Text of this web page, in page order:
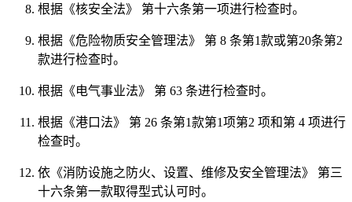
根据《核安全法》 第十六条第一项进行检查时。
根据《危险物质安全管理法》 第 8 条第1款或第20条第2
款进行检查时。
根据《电气事业法》 第 63 条进行检查时。
根据《港口法》 第 26 条第1款第1项第2 项和第 4 项进行
检查时。
依《消防设施之防火、设置、维修及安全管理法》 第三
十六条第一款取得型式认可时。